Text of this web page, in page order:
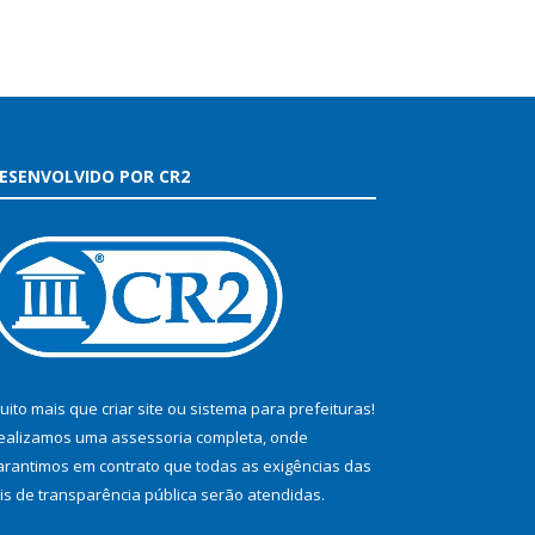
POR CR2
mais que criar site ou sistema para prefeituras!
uma assessoria completa, onde
em contrato que todas as exigências das
de transparência pública serão atendidas.